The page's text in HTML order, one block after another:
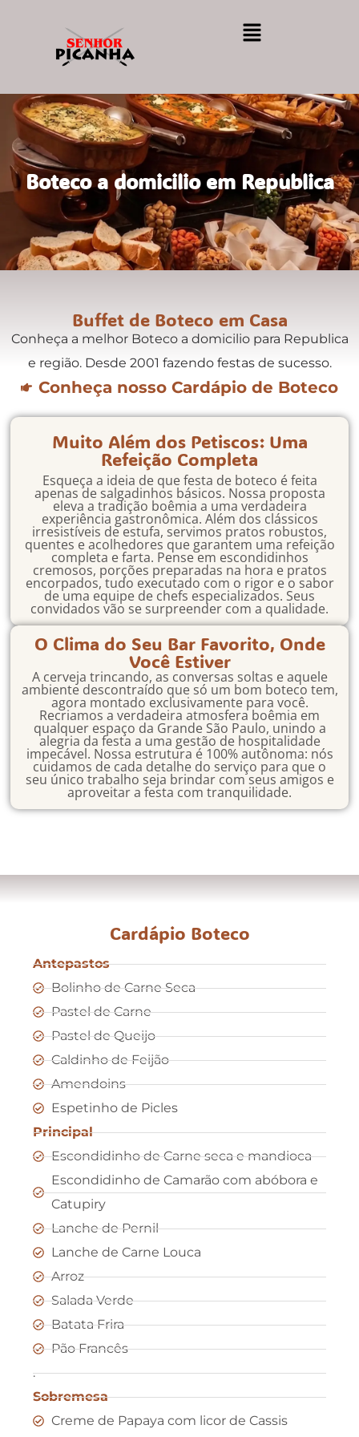
Boteco a domicilio em Republica
Buffet de Boteco em Casa
Conheça a melhor Boteco a domicilio para Republica
e região. Desde 2001 fazendo festas de sucesso.
Conheça nosso Cardápio de Boteco
Muito Além dos Petiscos: Uma
Refeição Completa
Esqueça a ideia de que festa de boteco é feita
apenas de salgadinhos básicos. Nossa proposta
eleva a tradição boêmia a uma verdadeira
experiência gastronômica. Além dos clássicos
irresistíveis de estufa, servimos pratos robustos,
quentes e acolhedores que garantem uma refeição
completa e farta. Pense em escondidinhos
cremosos, porções preparadas na hora e pratos
encorpados, tudo executado com o rigor e o sabor
de uma equipe de chefs especializados. Seus
convidados vão se surpreender com a qualidade.
O Clima do Seu Bar Favorito, Onde
Você Estiver
A cerveja trincando, as conversas soltas e aquele
ambiente descontraído que só um bom boteco tem,
agora montado exclusivamente para você.
Recriamos a verdadeira atmosfera boêmia em
qualquer espaço da Grande São Paulo, unindo a
alegria da festa a uma gestão de hospitalidade
impecável. Nossa estrutura é 100% autônoma: nós
cuidamos de cada detalhe do serviço para que o
seu único trabalho seja brindar com seus amigos e
aproveitar a festa com tranquilidade.
Cardápio Boteco
Antepastos
Bolinho de Carne Seca
Pastel de Carne
Pastel de Queijo
Caldinho de Feijão
Amendoins
Espetinho de Picles
Principal
Escondidinho de Carne seca e mandioca
Escondidinho de Camarão com abóbora e
Catupiry
Lanche de Pernil
Lanche de Carne Louca
Arroz
Salada Verde
Batata Frira
Pão Francês
.
Sobremesa
Creme de Papaya com licor de Cassis